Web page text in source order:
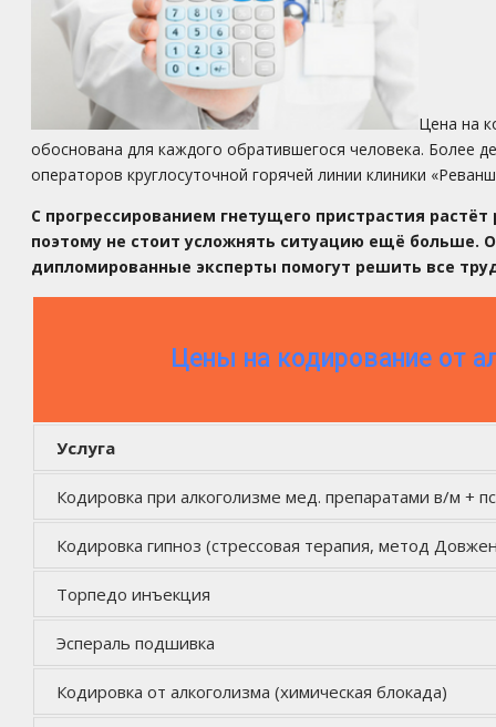
Цена на
обоснована для каждого обратившегося человека. Более
операторов круглосуточной горячей линии клиники
С прогрессированием гнетущего пристрастия
поэтому не стоит усложнять ситуацию ещё
дипломированные эксперты помогут решить все
Цены на кодирование от
Услуга
Кодировка при алкоголизме мед. препаратами в/м +
Кодировка гипноз (стрессовая терапия, метод
Торпедо инъекция
Эспераль подшивка
Кодировка от алкоголизма (химическая блокада)